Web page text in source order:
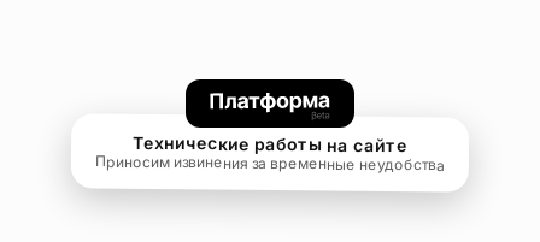
Технические работы на сайте
Приносим извинения за временные неудобства